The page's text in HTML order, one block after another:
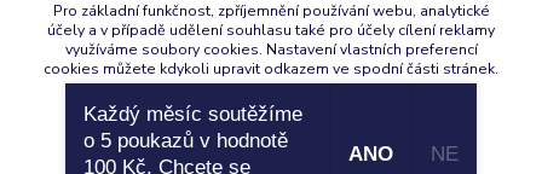
info@fashion-4happy.cz
Pro základní funkčnost, zpříjemnění používání webu, analytické
účely a v případě udělení souhlasu také pro účely cílení reklamy
využíváme soubory cookies. Nastavení vlastních preferencí
cookies můžete kdykoli upravit odkazem ve spodní části stránek.
Nastavení Souhlasím
Každý měsíc soutěžíme
o 5 poukazů v hodnotě
100 Kč. Chcete se
ANO NE